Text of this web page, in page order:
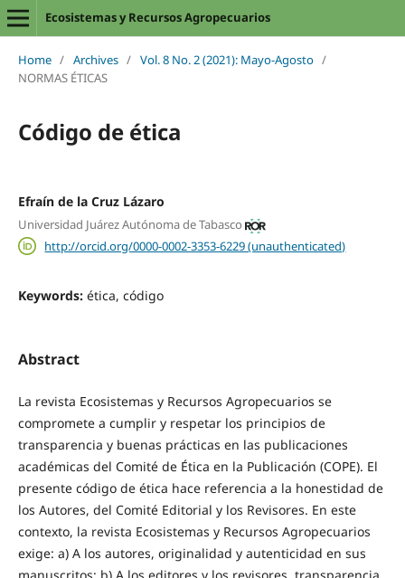
Ecosistemas y Recursos Agropecuarios
Home / Archives / Vol. 8 No. 2 (2021): Mayo-Agosto /
NORMAS ÉTICAS
Código de ética
Efraín de la Cruz Lázaro
Universidad Juárez Autónoma de Tabasco
http://orcid.org/0000-0002-3353-6229 (unauthenticated)
Keywords: ética, código
Abstract
La revista Ecosistemas y Recursos Agropecuarios se
compromete a cumplir y respetar los principios de
transparencia y buenas prácticas en las publicaciones
académicas del Comité de Ética en la Publicación (COPE). El
presente código de ética hace referencia a la honestidad de
los Autores, del Comité Editorial y los Revisores. En este
contexto, la revista Ecosistemas y Recursos Agropecuarios
exige: a) A los autores, originalidad y autenticidad en sus